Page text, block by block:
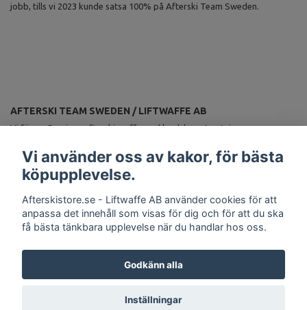
jobb, tills vi 2023 kunde satsa 100% på Afterski Team Sweden.
AFTERSKI TEAM SWEDEN / LIFTWAFFE AB
Vi förser Sveriges afterskiproffs med landslagsutrustning.
© Copyright Afterskistore.se - Liftwaffe AB
Vi använder oss av kakor, för bästa
köpupplevelse.
Afterskistore.se - Liftwaffe AB använder cookies för att
anpassa det innehåll som visas för dig och för att du ska
få bästa tänkbara upplevelse när du handlar hos oss.
Godkänn alla
Inställningar